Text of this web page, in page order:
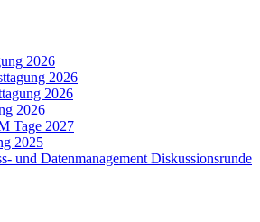
2026
2026
2026
2026
Tage 2027
2025
und Datenmanagement Diskussionsrunde